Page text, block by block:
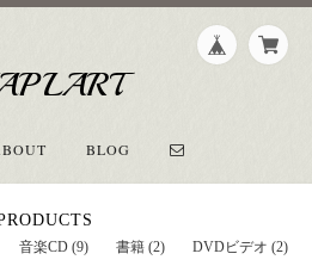
BLOG
音楽CD (9) 書籍 (2)
DVDビデオ (2)